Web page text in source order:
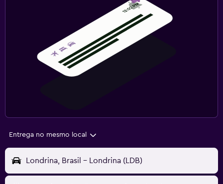
Entrega no mesmo local
Londrina, Brasil - Londrina (LDB)